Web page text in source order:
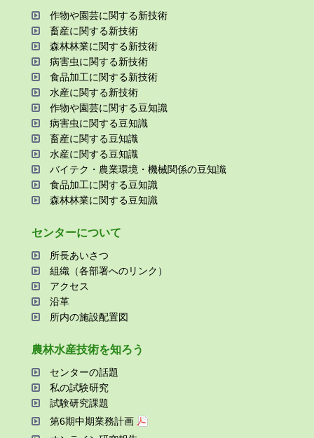
作物や園芸に関する新技術
畜産に関する新技術
森林林業に関する新技術
病害⾍に関する新技術
⾷品加⼯に関する新技術
⽔産に関する新技術
作物や園芸に関する⾖知識
病害⾍に関する⾖知識
畜産に関する⾖知識
⽔産に関する⾖知識
バイテク・農業環境・機械関係の⾖知識
⾷品加⼯に関する⾖知識
森林林業に関する⾖知識
センターについて
所⻑あいさつ
組織（各部署へのリンク）
アクセス
沿⾰
所内の施設配置図
農林⽔産技術を知ろう
センターの話題
私の試験研究
試験研究課題
第6期中期業務計画